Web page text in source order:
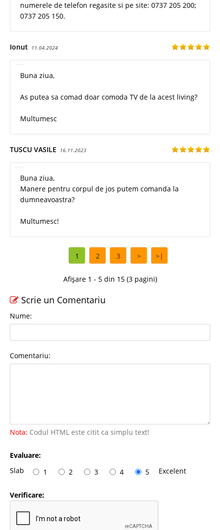
numerele de telefon regasite si pe site: 0737 205 200;
0737 205 150.
Ionut 11.04.2024
Buna ziua,
As putea sa comad doar comoda TV de la acest living?
Multumesc
TUSCU VASILE 16.11.2023
Buna ziua,
Manere pentru corpul de jos putem comanda la
dumneavoastra?
Multumesc!
1 2 3 > >|
Afișare 1 - 5 din 15 (3 pagini)
Scrie un Comentariu
Nume:
Comentariu:
Nota: Codul HTML este citit ca simplu text!
Evaluare:
Slab
1 2 3 4 5 Excelent
Verificare: